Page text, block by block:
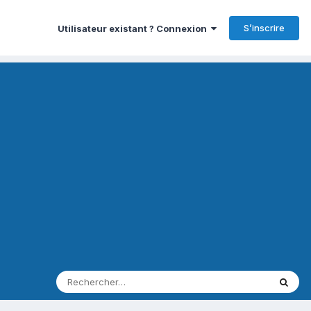
Utilisateur existant ? Connexion S’inscrire